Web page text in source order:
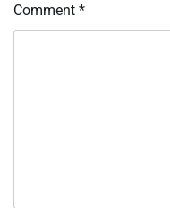
Comment *